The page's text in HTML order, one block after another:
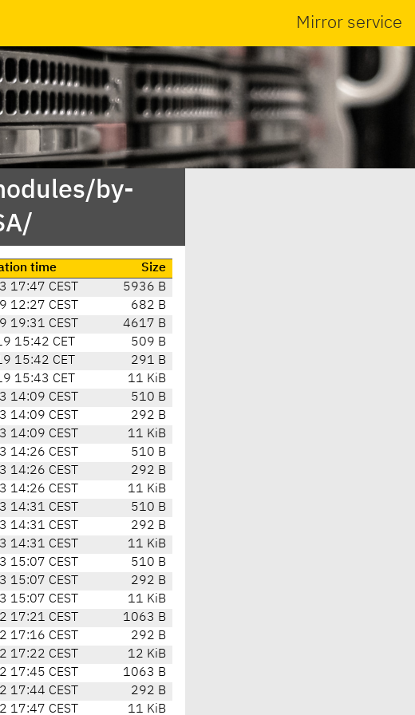
Mirror service
by-
time
Size
17:47 CEST
5936 B
12:27 CEST
682 B
19:31 CEST
4617 B
15:42 CET
509 B
15:42 CET
291 B
15:43 CET
11 KiB
14:09 CEST
510 B
14:09 CEST
292 B
14:09 CEST
11 KiB
14:26 CEST
510 B
14:26 CEST
292 B
14:26 CEST
11 KiB
14:31 CEST
510 B
14:31 CEST
292 B
14:31 CEST
11 KiB
15:07 CEST
510 B
15:07 CEST
292 B
15:07 CEST
11 KiB
17:21 CEST
1063 B
17:16 CEST
292 B
17:22 CEST
12 KiB
17:45 CEST
1063 B
17:44 CEST
292 B
17:47 CEST 11 KiB